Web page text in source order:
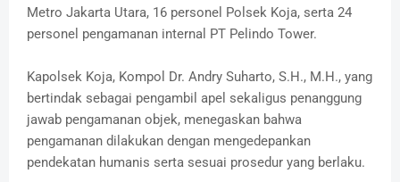
Metro Jakarta Utara, 16 personel Polsek Koja, serta 24
personel pengamanan internal PT Pelindo Tower.
Kapolsek Koja, Kompol Dr. Andry Suharto, S.H., M.H., yang
bertindak sebagai pengambil apel sekaligus penanggung
jawab pengamanan objek, menegaskan bahwa
pengamanan dilakukan dengan mengedepankan
pendekatan humanis serta sesuai prosedur yang berlaku.